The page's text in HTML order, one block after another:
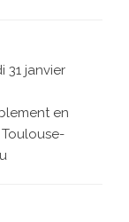
31 janvier
en